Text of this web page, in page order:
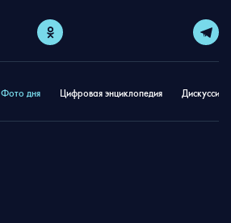
Фото дня Цифровая энциклопедия